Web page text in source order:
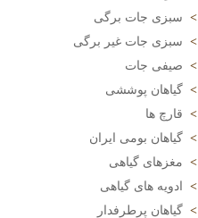
> سبزی جات برگی
> سبزی جات غیر برگی
> صیفی جات
> گیاهان پوششی
> قارچ ها
> گیاهان بومی ایران
> مغزهای گیاهی
>
ادویه های گیاهی
> گیاهان پرطرفدار